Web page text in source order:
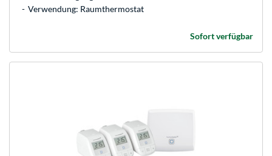
Verwendung: Raumthermostat
Sofort verfügbar